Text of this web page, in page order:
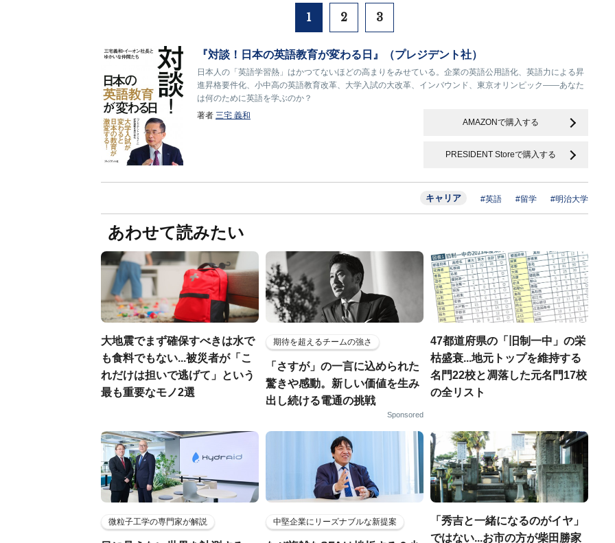
1 2 3
『対談！日本の英語教育が変わる日』（プレジデント社）
日本人の「英語学習熱」はかつてないほどの高まりをみせている。企業の英語公用語化、英語力による昇
進昇格要件化、小中高の英語教育改革、大学入試の大改革、インバウンド、東京オリンピック――あなた
は何のために英語を学ぶのか？
著者 三宅 義和
AMAZONで購入する
PRESIDENT Storeで購入する
キャリア #英語 #留学 #明治大学
あわせて読みたい
大地震でまず確保すべきは水で
も食料でもない...被災者が「こ
れだけは担いで逃げて」という
最も重要なモノ2選
期待を超えるチームの強さ
「さすが」の一言に込められた
驚きや感動。新しい価値を生み
出し続ける電通の挑戦
Sponsored
47都道府県の「旧制一中」の栄
枯盛衰...地元トップを維持する
名門22校と凋落した元名門17校
の全リスト
微粒子工学の専門家が解説 中堅企業にリーズナブルな新提案
「秀吉と一緒になるのがイヤ」
ではない...お市の方が柴田勝家